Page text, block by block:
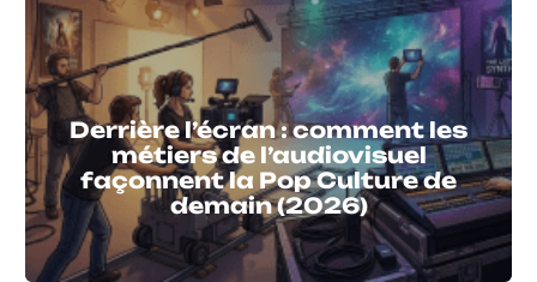
Derrière l’écran : comment les
métiers de l’audiovisuel
façonnent la Pop Culture de
demain (2026)